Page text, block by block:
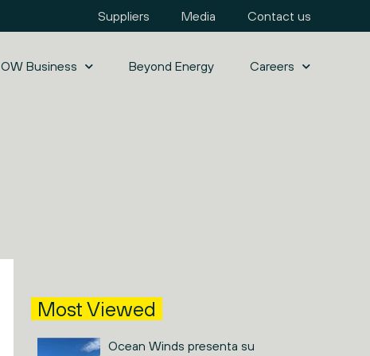
Suppliers Media Contact us
OW Business Beyond Energy Careers
Most Viewed
Ocean Winds presenta su